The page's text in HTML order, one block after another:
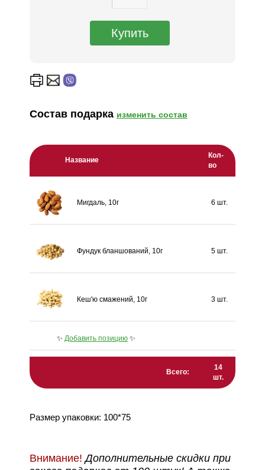
Состав подарка изменить состав
Название
Кол-
во
Мигдаль, 10г 6 шт.
Фундук бланшований, 10г 5 шт.
Кеш'ю смажений, 10г 3 шт.
✨ Добавить позицию ✨
Всего:
14
шт.
Размер упаковки: 100*75
Внимание! Дополнительные скидки при